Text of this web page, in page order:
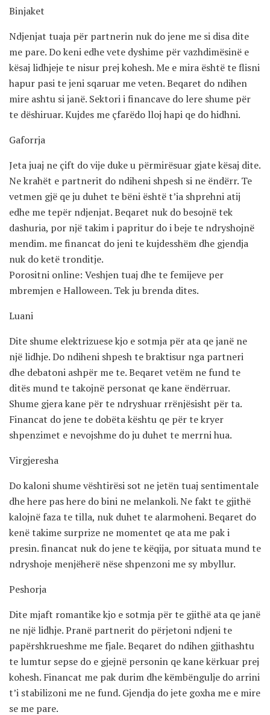
Binjaket
Ndjenjat tuaja për partnerin nuk do jene me si disa dite
me pare. Do keni edhe vete dyshime për vazhdimësinë e
kësaj lidhjeje te nisur prej kohesh. Me e mira është te flisni
hapur pasi te jeni sqaruar me veten. Beqaret do ndihen
mire ashtu si janë. Sektori i financave do lere shume për
te dëshiruar. Kujdes me çfarëdo lloj hapi qe do hidhni.
Gaforrja
Jeta juaj ne çift do vije duke u përmirësuar gjate kësaj dite.
Ne krahët e partnerit do ndiheni shpesh si ne ëndërr. Te
vetmen gjë qe ju duhet te bëni është t’ia shprehni atij
edhe me tepër ndjenjat. Beqaret nuk do besojnë tek
dashuria, por një takim i papritur do i beje te ndryshojnë
mendim. me financat do jeni te kujdesshëm dhe gjendja
nuk do ketë tronditje.
Porositni online: Veshjen tuaj dhe te femijeve per
mbremjen e Halloween. Tek ju brenda dites.
Luani
Dite shume elektrizuese kjo e sotmja për ata qe janë ne
një lidhje. Do ndiheni shpesh te braktisur nga partneri
dhe debatoni ashpër me te. Beqaret vetëm ne fund te
ditës mund te takojnë personat qe kane ëndërruar.
Shume gjera kane për te ndryshuar rrënjësisht për ta.
Financat do jene te dobëta kështu qe për te kryer
shpenzimet e nevojshme do ju duhet te merrni hua.
Virgjeresha
Do kaloni shume vështirësi sot ne jetën tuaj sentimentale
dhe here pas here do bini ne melankoli. Ne fakt te gjithë
kalojnë faza te tilla, nuk duhet te alarmoheni. Beqaret do
kenë takime surprize ne momentet qe ata me pak i
presin. financat nuk do jene te këqija, por situata mund te
ndryshoje menjëherë nëse shpenzoni me sy mbyllur.
Peshorja
Dite mjaft romantike kjo e sotmja për te gjithë ata qe janë
ne një lidhje. Pranë partnerit do përjetoni ndjeni te
papërshkrueshme me fjale. Beqaret do ndihen gjithashtu
te lumtur sepse do e gjejnë personin qe kane kërkuar prej
kohesh. Financat me pak durim dhe këmbëngulje do arrini
t’i stabilizoni me ne fund. Gjendja do jete goxha me e mire
se me pare.